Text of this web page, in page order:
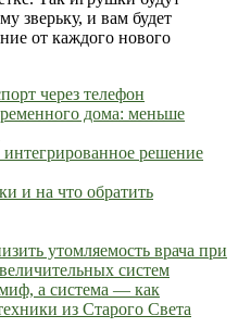
зверьку, и вам будет
от каждого нового
через телефон
дома: меньше
решение
и на что обратить
утомляемость врача при
систем
а система — как
из Старого Света